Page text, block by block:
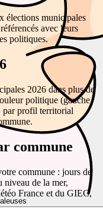
élections municipales
avec leurs
politiques.
2026 dans plus de
politique (gauche,
par profil territorial
commune
commune : jours de
niveau de la mer,
France et du GIEC,